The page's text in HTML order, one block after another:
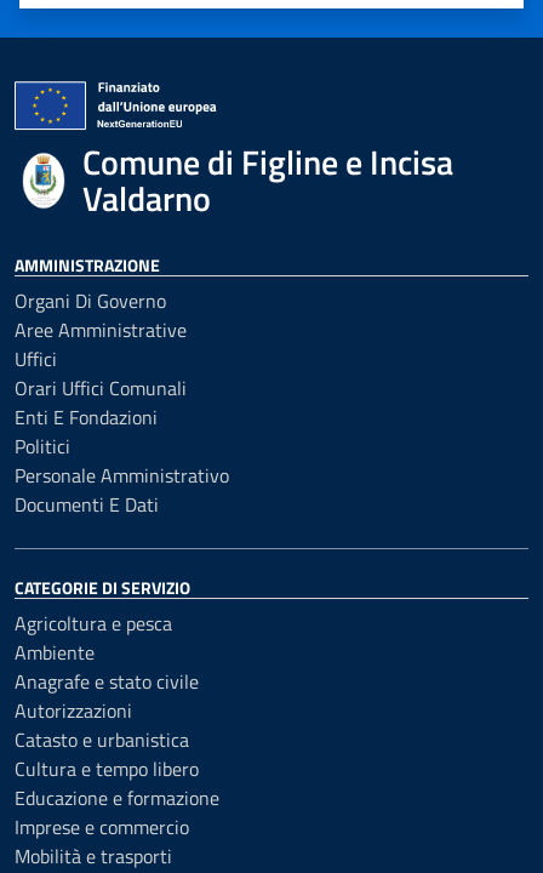
Comune di Figline e Incisa
Valdarno
AMMINISTRAZIONE
Organi Di Governo
Aree Amministrative
Uffici
Orari Uffici Comunali
Enti E Fondazioni
Politici
Personale Amministrativo
Documenti E Dati
CATEGORIE DI SERVIZIO
Agricoltura e pesca
Ambiente
Anagrafe e stato civile
Autorizzazioni
Catasto e urbanistica
Cultura e tempo libero
Educazione e formazione
Imprese e commercio
Mobilità e trasporti